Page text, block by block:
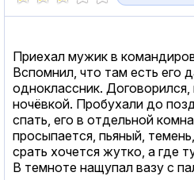
Приехал мужик в
Вспомнил, что там есть его
одноклассник. Договорился,
ночёвкой. Пробухали до
спать, его в отдельной
просыпается, пьяный,
срать хочется жутко, а где
В темноте нащупал вазу с